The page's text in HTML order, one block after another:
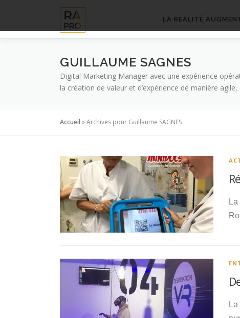
contenu
LA RÉALITÉ
GUILLAUME SAGNES
Digital Marketing Manager avec une expérience
la création de valeur et d’expérience de manière
Accueil »Archives pour Guillaume SAGNES